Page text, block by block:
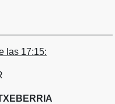
las 17:15: